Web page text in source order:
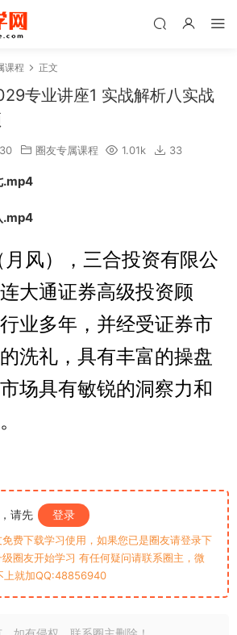
课程 正文
专业讲座1 实战解析八实战
圈友专属课程 1.01k 33
.mp4
.mp4
月风），三合投资有限公
大通证券高级投资顾
业多年，并经受证券市
洗礼，具有丰富的操盘
场具有敏锐的洞察力和
请先 登录
费下载学习使用，如果您已是圈友请登录下
圈友开始学习 有任何疑问请联系圈主，微
就加QQ:48856940